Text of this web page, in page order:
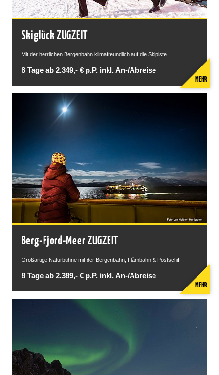
Skiglück ZUGZEIT
Mit der herrlichen Bergenbahn klimafreundlich auf die Skipiste
8 Tage ab 2.349,- € p.P. inkl. An-/Abreise
MEHR
Berg-Fjord-Meer ZUGZEIT
Großartige Naturbühne mit der Bergenbahn, Flåmbahn & Postschiff
8 Tage ab 2.389,- € p.P. inkl. An-/Abreise
MEHR